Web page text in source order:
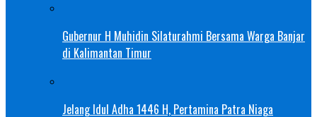
Gubernur H Muhidin Silaturahmi Bersama Warga Banjar
di Kalimantan Timur
Jelang Idul Adha 1446 H, Pertamina Patra Niaga